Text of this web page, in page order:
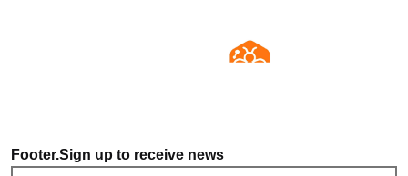
Footer.Sign up to receive news